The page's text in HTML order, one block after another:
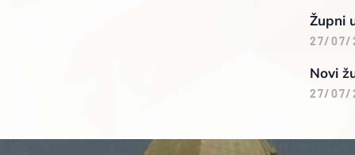
Župni
27/07/
Novi
27/07/